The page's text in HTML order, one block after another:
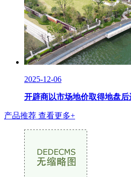
2025-12-06
开辟商以市场地价取得地盘
产品推荐 查看更多+